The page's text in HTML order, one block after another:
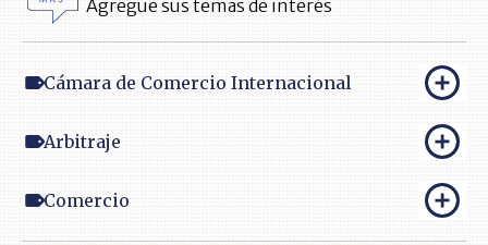
Agregue sus temas de interés
Cámara de Comercio Internacional
Arbitraje
Comercio